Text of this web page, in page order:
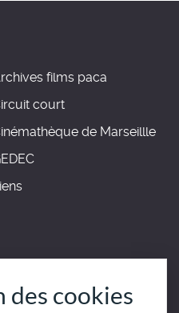
films paca
court
de Marseillle
cookies